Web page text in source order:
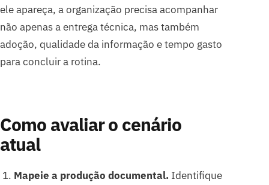
ele apareça, a organização precisa acompanhar
não apenas a entrega técnica, mas também
adoção, qualidade da informação e tempo gasto
para concluir a rotina.
Como avaliar o cenário
atual
Mapeie a produção documental. Identifique